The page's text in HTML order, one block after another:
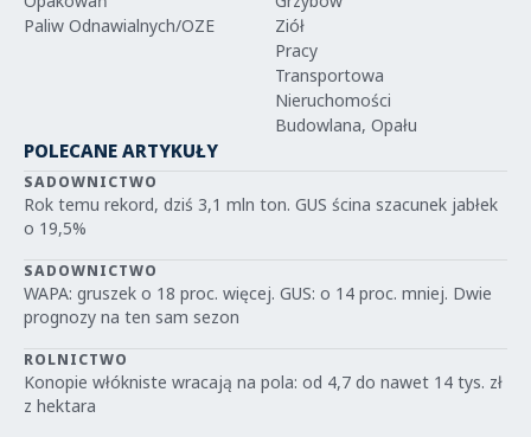
Paliw Odnawialnych/OZE
Ziół
Pracy
Transportowa
Nieruchomości
Budowlana, Opału
POLECANE ARTYKUŁY
SADOWNICTWO
Rok temu rekord, dziś 3,1 mln ton. GUS ścina szacunek jabłek
o 19,5%
SADOWNICTWO
WAPA: gruszek o 18 proc. więcej. GUS: o 14 proc. mniej. Dwie
prognozy na ten sam sezon
ROLNICTWO
Konopie włókniste wracają na pola: od 4,7 do nawet 14 tys. zł
z hektara